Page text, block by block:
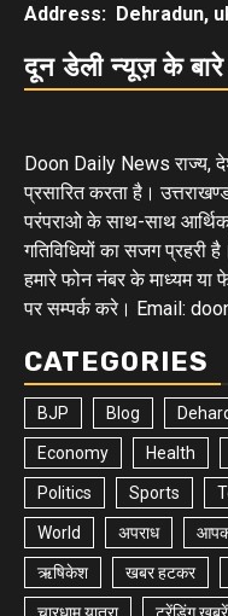
Address: Dehradun,
दून डेली न्यूज़ के
Doon Daily News राज्य,
प्रसारित करता है।
परंपराओ के साथ-साथ आर्थिक,
गतिविधियों का सजग
हमारे फोन नंबर के माध्यम
पर सम्पर्क करे। Email:
CATEGORIES
BJP Blog
Economy Health
Politics Sports
World अपराध
ऋषिकेश खबर हटकर